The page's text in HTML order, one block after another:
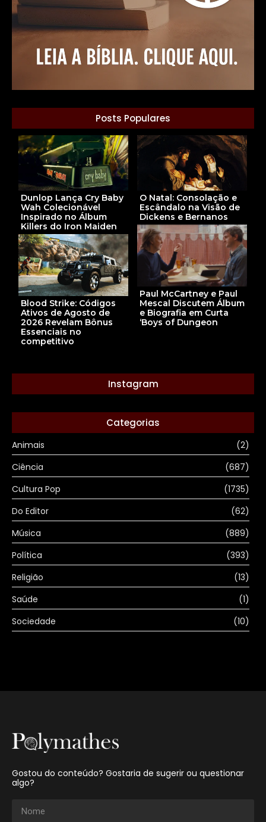
Posts Populares
Dunlop Lança Cry Baby
Wah Colecionável
Inspirado no Álbum
Killers do Iron Maiden
O Natal: Consolação e
Escândalo na Visão de
Dickens e Bernanos
Paul McCartney e Paul
Mescal Discutem Álbum
e Biografia em Curta
‘Boys of Dungeon
Blood Strike: Códigos
Ativos de Agosto de
2026 Revelam Bônus
Essenciais no
competitivo
Instagram
Categorias
Animais
(2)
Ciência
(687)
Cultura Pop
(1735)
Do Editor
(62)
Música
(889)
Política
(393)
Religião
(13)
Saúde
(1)
Sociedade
(10)
Gostou do conteúdo? Gostaria de sugerir ou questionar
algo?